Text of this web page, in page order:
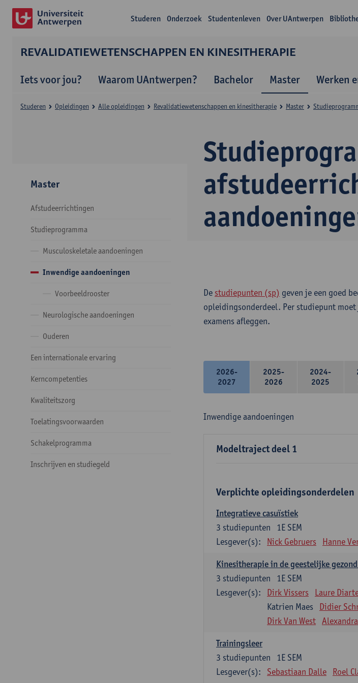
Studeren Onderzoek Studentenleven Over UAntwerpen
REVALIDATIEWETENSCHAPPEN EN KINESITHERAPIE
Iets voor jou? Waarom UAntwerpen? Bachelor Master Werken
Studeren Opleidingen Alle opleidingen Revalidatiewetenschappen en kinesitherapie Master
Master
Afstudeerrichtingen
Studieprogramma
Musculoskeletale aandoeningen
Inwendige aandoeningen
Voorbeeldrooster
Neurologische aandoeningen
Ouderen
Een internationale ervaring
Kerncompetenties
Kwaliteitszorg
Toelatingsvoorwaarden
Schakelprogramma
Inschrijven en studiegeld
De studiepunten (sp) geven je een goed
opleidingsonderdeel. Per studiepunt
examens afleggen.
2026-
2027
2025-
2026
2024-
2025
Inwendige aandoeningen
Modeltraject deel 1
Verplichte opleidingsonderdelen
Integratieve casuïstiek
1E SEM
3 studiepunten
Lesgever(s):
Nick Gebruers Hanne
Kinesitherapie in de geestelijke
1E SEM
3 studiepunten
Lesgever(s):
Dirk Vissers Laure
Katrien Maes
Didier
Dirk Van West
Trainingsleer
1E SEM
3 studiepunten
Lesgever(s):
Sebastiaan Dalle Roel